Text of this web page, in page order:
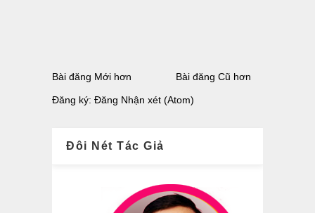
Bài đăng Mới hơn Bài đăng Cũ hơn
Đăng ký: Đăng Nhận xét (Atom)
Đôi Nét Tác Giả